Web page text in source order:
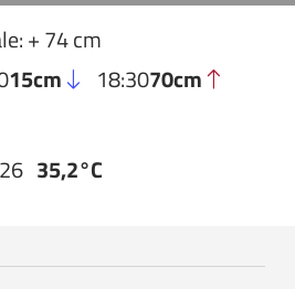
+ 74 cm
15cm 18:3070cm
35,2°C